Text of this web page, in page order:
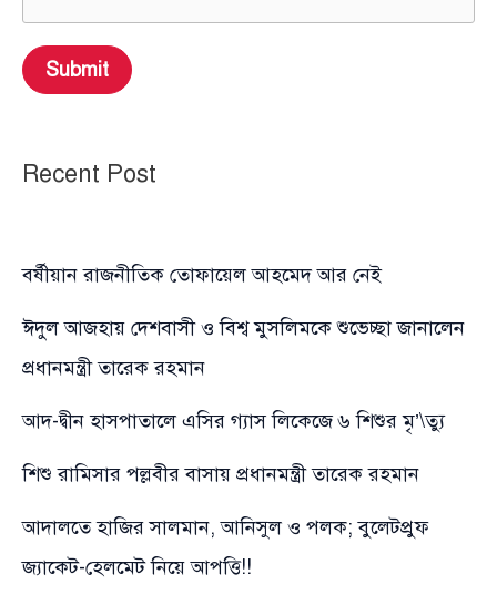
Submit
Recent Post
বর্ষীয়ান রাজনীতিক তোফায়েল আহমেদ আর নেই
ঈদুল আজহায় দেশবাসী ও বিশ্ব মুসলিমকে শুভেচ্ছা জানালেন
প্রধানমন্ত্রী তারেক রহমান
আদ-দ্বীন হাসপাতালে এসির গ্যাস লিকেজে ৬ শিশুর মৃ’\ত্যু
শিশু রামিসার পল্লবীর বাসায় প্রধানমন্ত্রী তারেক রহমান
আদালতে হাজির সালমান, আনিসুল ও পলক; বুলেটপ্রুফ
জ্যাকেট-হেলমেট নিয়ে আপত্তি!!